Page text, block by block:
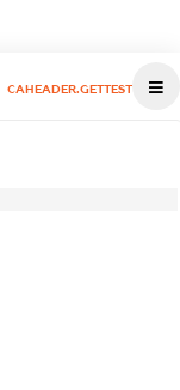
CAHEADER.GETTEST